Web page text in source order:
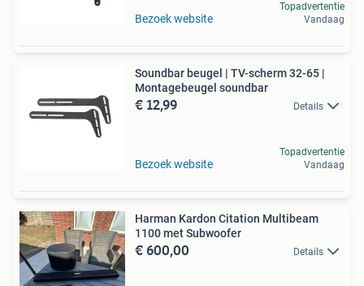
Bezoek website
Topadvertentie
Vandaag
Soundbar beugel | TV-scherm 32-65 |
Montagebeugel soundbar
€ 12,99 Details
Bezoek website
Topadvertentie
Vandaag
Harman Kardon Citation Multibeam
1100 met Subwoofer
€ 600,00 Details